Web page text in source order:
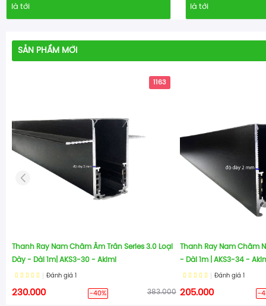
là tới
là tới
SẢN PHẨM MỚI
1163
Thanh Ray Nam Châm Âm Trần Series 3.0 Loại
Dày - Dài 1m| AKS3-30 - Akimi
Đánh giá
230.000 -40% 383.000
Thanh Ray Nam Châm
- Dài 1m | AKS3-34 -
Đánh giá
205.000 -